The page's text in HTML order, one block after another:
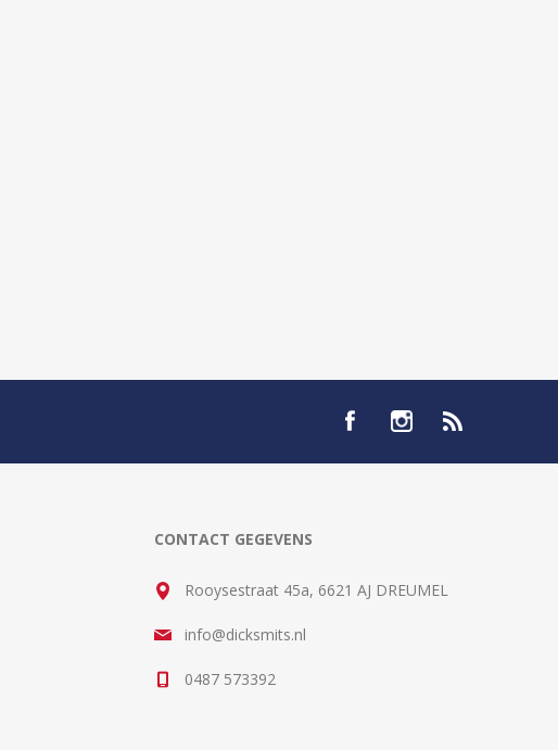
CONTACT GEGEVENS
Rooysestraat 45a, 6621 AJ DREUMEL
info@dicksmits.nl
0487 573392